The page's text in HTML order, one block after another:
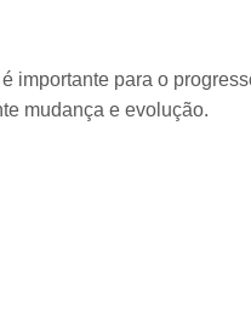
é importante para o
mudança e evolução.